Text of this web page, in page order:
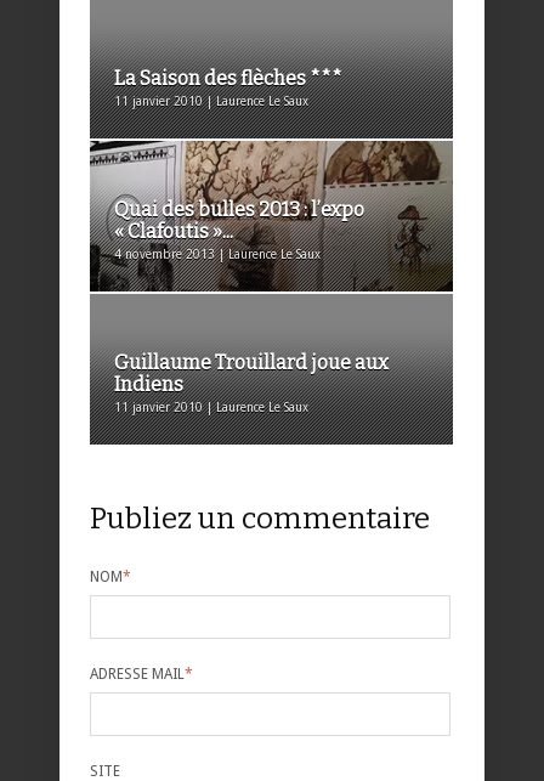
La Saison des flèches ***
11 janvier 2010 | Laurence Le Saux
Quai des bulles 2013 : l’expo
« Clafoutis »...
4 novembre 2013 | Laurence Le Saux
Guillaume Trouillard joue aux
Indiens
11 janvier 2010 | Laurence Le Saux
Publiez un commentaire
NOM*
ADRESSE MAIL *
SITE